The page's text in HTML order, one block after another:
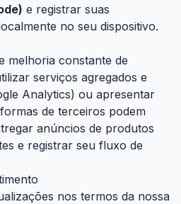
e registrar suas
no seu dispositivo.
melhoria constante de
serviços agregados e
Analytics) ou apresentar
de terceiros podem
anúncios de produtos
e registrar seu fluxo de
nos termos da nossa